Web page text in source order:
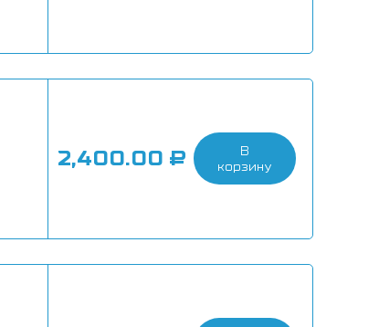
2,400.00 ₽
В
корзину